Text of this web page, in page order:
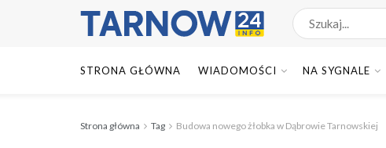
STRONA GŁÓWNA WIADOMOŚCI NA SYGNALE
Strona główna Tag Budowa nowego żłobka w Dąbrowie Tarnowskiej